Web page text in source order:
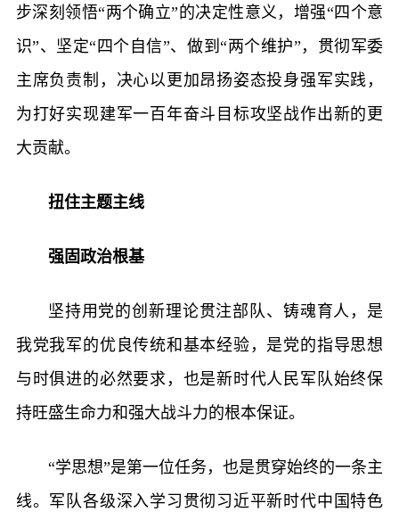
步深刻领悟“两个确立”的决定性意义，增强“四个意
识”、坚定“四个自信”、做到“两个维护”，贯彻军委
主席负责制，决心以更加昂扬姿态投身强军实践，
为打好实现建军一百年奋斗目标攻坚战作出新的更
大贡献。
扭住主题主线
强固政治根基
坚持用党的创新理论贯注部队、铸魂育人，是
我党我军的优良传统和基本经验，是党的指导思想
与时俱进的必然要求，也是新时代人民军队始终保
持旺盛生命力和强大战斗力的根本保证。
“学思想”是第一位任务，也是贯穿始终的一条主
线。军队各级深入学习贯彻习近平新时代中国特色